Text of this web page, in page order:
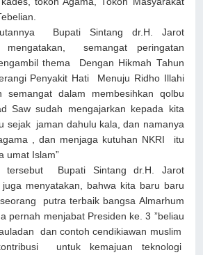
Bupati Sintang dr.H. Jarot
mengatakan, semangat peringatan
thema Dengan Hikmah Tahun
Penyakit Hati Menuju Ridho Illahi
dalam membesihkan qolbu
Saw sudah mengajarkan kepada kita
sejak jaman dahulu kala, dan namanya
, dan menjaga kutuhan NKRI itu
umat Islam”
tersebut Bupati Sintang dr.H. Jarot
juga menyatakan, bahwa kita baru baru
putra terbaik bangsa Almarhum
pernah menjabat Presiden ke. 3 ”beliau
dan contoh cendikiawan muslim
untuk kemajuan teknologi